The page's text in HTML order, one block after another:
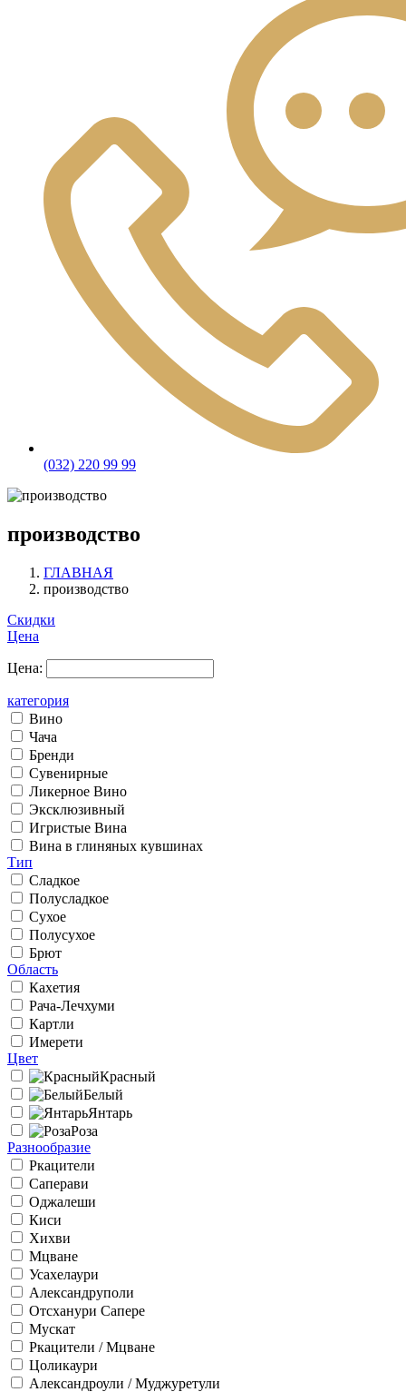
(032) 220 99 99
производство
ГЛАВНАЯ
производство
Скидки
Цена
Цена:
категория
Вино
Чача
Бренди
Сувенирные
Ликерное Вино
Эксклюзивный
Игристые Вина
Вина в глиняных кувшинах
Тип
Сладкое
Полусладкое
Сухое
Полусухое
Брют
Область
Кахетия
Рача-Лечхуми
Картли
Имерети
Цвет
Красный
Белый
Янтарь
Роза
Разнообразие
Ркацители
Саперави
Оджалеши
Киси
Хихви
Мцване
Усахелаури
Александруполи
Отсханури Сапере
Мускат
Ркацители / Мцване
Цоликаури
Александроули / Муджуретули